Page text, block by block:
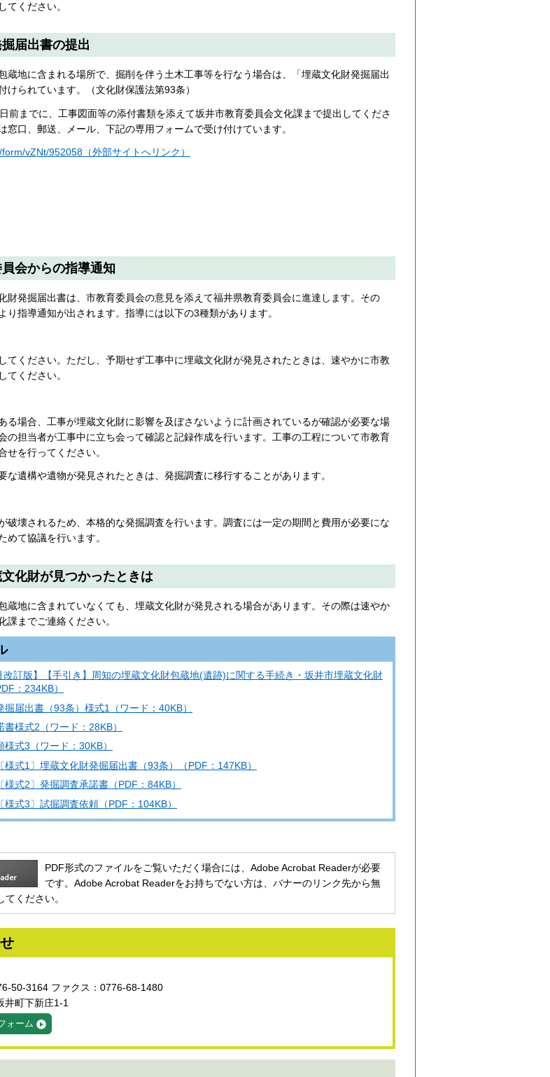
てください。
届出書の提出
蔵地に含まれる場所で、掘削を伴う土木工事等を行なう場合は、「埋蔵文化財発掘届出
けられています。（文化財保護法第93条）
前までに、工事図面等の添付書類を添えて坂井市教育委員会文化課まで提出してくださ
窓口、郵送、メール、下記の専用フォームで受け付けています。
vZNt/952058（外部サイトへリンク）
会からの指導通知
財発掘届出書は、市教育委員会の意見を添えて福井県教育委員会に進達します。その
り指導通知が出されます。指導には以下の3種類があります。
てください。ただし、予期せず工事中に埋蔵文化財が発見されたときは、速やかに市教
てください。
る場合、工事が埋蔵文化財に影響を及ぼさないように計画されているが確認が必要な場
の担当者が工事中に立ち会って確認と記録作成を行います。工事の工程について市教育
せを行ってください。
な遺構や遺物が発見されたときは、発掘調査に移行することがあります。
破壊されるため、本格的な発掘調査を行います。調査には一定の期間と費用が必要にな
めて協議を行います。
化財が見つかったときは
蔵地に含まれていなくても、埋蔵文化財が発見される場合があります。その際は速やか
課までご連絡ください。
改訂版】【手引き】周知の埋蔵文化財包蔵地(遺跡)に関する手続き・坂井市埋蔵文化財
：234KB）
掘届出書（93条）様式1（ワード：40KB）
書様式2（ワード：28KB）
式3（ワード：30KB）
様式1〕埋蔵文化財発掘届出書（93条）（PDF：147KB）
様式2〕発掘調査承諾書（PDF：84KB）
様式3〕試掘調査依頼（PDF：104KB）
PDF形式のファイルをご覧いただく場合には、Adobe Acrobat Readerが必要
です。Adobe Acrobat Readerをお持ちでない方は、バナーのリンク先から無
ください。
50-3164 ファクス：0776-68-1480
井町下新庄1-1
ォーム